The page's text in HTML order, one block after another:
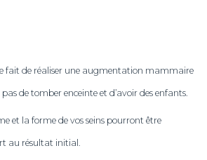
fait de réaliser une augmentation mammaire
de tomber enceinte et d’avoir des enfants.
et la forme de vos seins pourront être
au résultat initial.